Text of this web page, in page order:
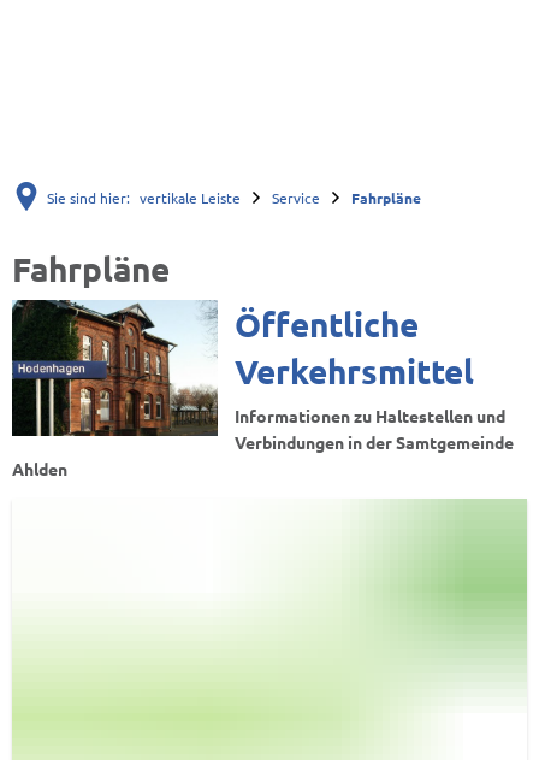
Sie sind hier: vertikale Leiste Service Fahrpläne
Fahrpläne
Fahrpläne
Öffentliche
Verkehrsmittel
Informationen zu Haltestellen und
Verbindungen in der Samtgemeinde
Ahlden